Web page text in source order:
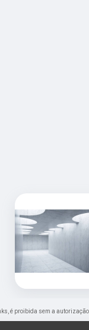
é proibida sem a